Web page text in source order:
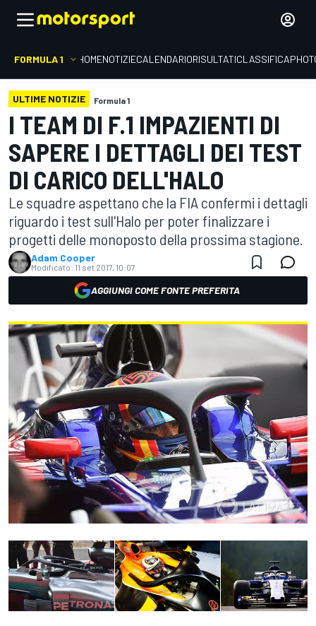
FORMULA 1 HOMENOTIZIECALENDARIORISULTATICLASSIFICA
ULTIME NOTIZIE Formula 1
I TEAM DI F.1 IMPAZIENTI DI
SAPERE I DETTAGLI DEI TEST
DI CARICO DELL'HALO
Le squadre aspettano che la FIA confermi i dettagli
riguardo i test sull'Halo per poter finalizzare i
progetti delle monoposto della prossima stagione.
Adam Cooper
Modificato: 11 set 2017, 10:07
AGGIUNGI COME FONTE PREFERITA